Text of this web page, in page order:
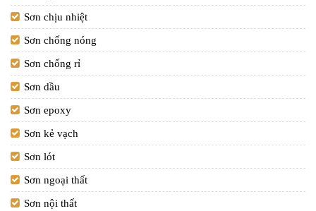
Sơn chịu nhiệt
Sơn chống nóng
Sơn chống rỉ
Sơn dầu
Sơn epoxy
Sơn kẻ vạch
Sơn lót
Sơn ngoại thất
Sơn nội thất